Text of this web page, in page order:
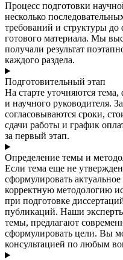
Процесс подготовки
несколько
требований и структуры
готового материала. Мы
получали результат
каждого раздела.
Подготовительный этап
На старте уточняются
и научного руководителя.
согласовываются сроки,
сдачи работы и график
за первый этап.
Определение темы и
Если тема еще не
сформулировать
корректную методологию
при подготовке
публикаций. Наши
темы, предлагают
сформулировать цели. Вы
консультацией по любым